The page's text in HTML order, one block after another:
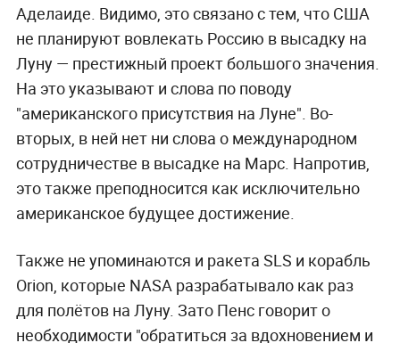
Аделаиде. Видимо, это связано с тем, что США
не планируют вовлекать Россию в высадку на
Луну — престижный проект большого значения.
На это указывают и слова по поводу
"американского присутствия на Луне". Во-
вторых, в ней нет ни слова о международном
сотрудничестве в высадке на Марс. Напротив,
это также преподносится как исключительно
американское будущее достижение.
Также не упоминаются и ракета SLS и корабль
Orion, которые NASA разрабатывало как раз
для полётов на Луну. Зато Пенс говорит о
необходимости "обратиться за вдохновением и